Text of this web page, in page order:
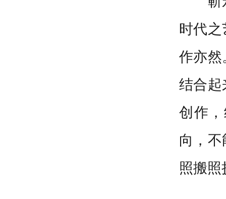
时代
作亦然
结合起
创作
向，
照搬